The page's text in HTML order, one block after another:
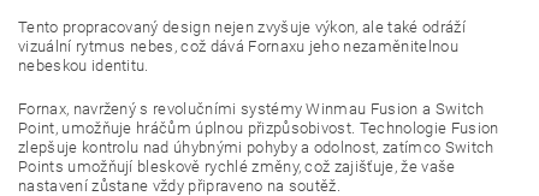
Tento propracovaný design nejen zvyšuje výkon, ale také odráží
vizuální rytmus nebes, což dává Fornaxu jeho nezaměnitelnou
nebeskou identitu.
Fornax, navržený s revolučními systémy Winmau Fusion a Switch
Point, umožňuje hráčům úplnou přizpůsobivost. Technologie Fusion
zlepšuje kontrolu nad úhybnými pohyby a odolnost, zatímco Switch
Points umožňují bleskově rychlé změny, což zajišťuje, že vaše
nastavení zůstane vždy připraveno na soutěž.